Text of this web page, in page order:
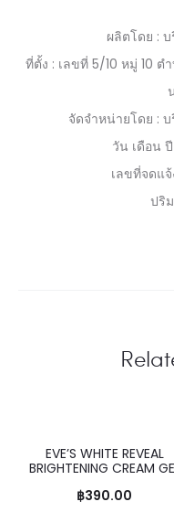
ผลิตโดย :
ที่ตั้ง : เลขที่ 5/10 หมู่ 10 ต
จัดจำหน่ายโดย :
วัน เดือน
เลขที่จดแ
ปริ
BEST SELLER
EVE’S WHITE REVEAL
BRIGHTENING CREAM
฿390.00